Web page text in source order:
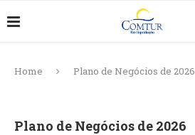
Home Plano de Negócios de 2026
Plano de Negócios de 2026